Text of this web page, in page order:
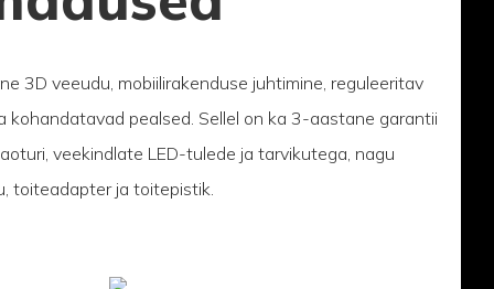
3D veeudu, mobiilirakenduse juhtimine, reguleeritav
kohandatavad pealsed. Sellel on ka 3-aastane garantii
veekindlate LED-tulede ja tarvikutega, nagu
toiteadapter ja toitepistik.